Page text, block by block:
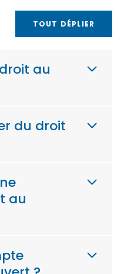
TOUT DÉPLIER
au
du droit
au